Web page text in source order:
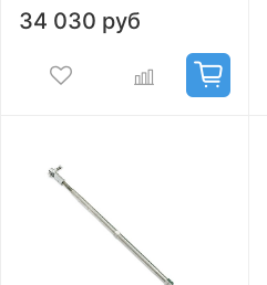
34 030 руб